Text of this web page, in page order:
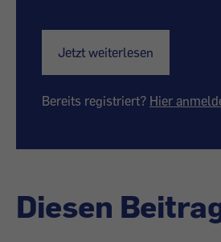
Jetzt weiterlesen
Bereits registriert? Hier
Diesen